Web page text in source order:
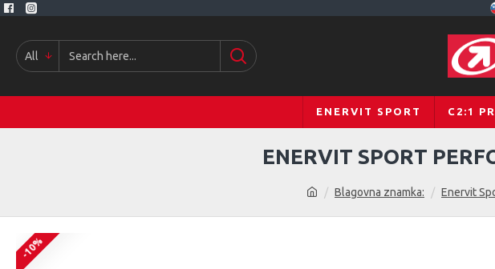
All
ENERVIT SPORT C2:1
Blagovna znamka: Enervit
ENERVIT SPORT
-10%